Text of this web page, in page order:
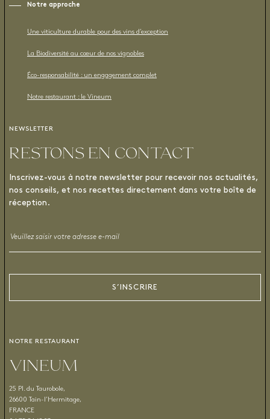
Notre approche
Une viticulture durable pour des vins d’exception
La Biodiversité au cœur de nos vignobles
Éco-responsabilité : un engagement complet
Notre restaurant : le Vineum
NEWSLETTER
RESTONS EN CONTACT
Inscrivez-vous à notre newsletter pour recevoir nos actualités,
nos conseils, et nos recettes directement dans votre boîte de
réception.
S’INSCRIRE
NOTRE RESTAURANT
VINEUM
25 Pl. du Taurobole,
26600 Tain-l’Hermitage,
FRANCE